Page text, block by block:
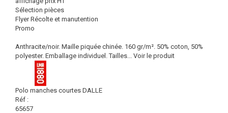
Sélection pièces
Flyer Récolte et manutention
Promo
Anthracite/noir. Maille piquée chinée. 160 gr/m². 50% coton, 50%
polyester. Emballage individuel. Tailles... Voir le produit
Polo manches courtes DALLE
Réf :
65657